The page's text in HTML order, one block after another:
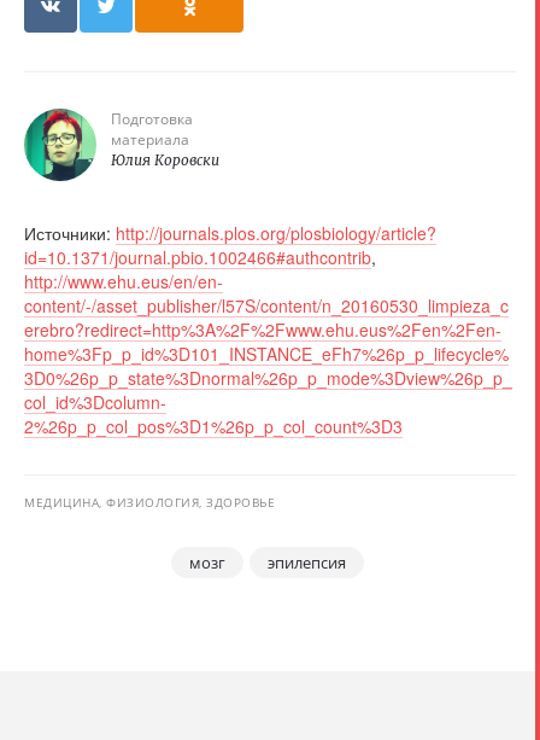
Подготовка
материала
Юлия Коровски
Источники: http://journals.plos.org/plosbiology/article?
id=10.1371/journal.pbio.1002466#authcontrib,
http://www.ehu.eus/en/en-
content/-/asset_publisher/l57S/content/n_20160530_limpieza_c
erebro?redirect=http%3A%2F%2Fwww.ehu.eus%2Fen%2Fen-
home%3Fp_p_id%3D101_INSTANCE_eFh7%26p_p_lifecycle%
3D0%26p_p_state%3Dnormal%26p_p_mode%3Dview%26p_p_
col_id%3Dcolumn-
2%26p_p_col_pos%3D1%26p_p_col_count%3D3
МЕДИЦИНА, ФИЗИОЛОГИЯ, ЗДОРОВЬЕ
мозг эпилепсия